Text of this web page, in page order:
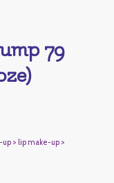
79
> lip make-up >